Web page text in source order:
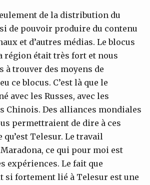
de la distribution du
de pouvoir produire du contenu
et d’autres médias. Le blocus
région était très fort et nous
à trouver des moyens de
ce blocus. C’est là que le
avec les Russes, avec les
Chinois. Des alliances mondiales
permettraient de dire à ces
qu’est Telesur. Le travail
ce qui pour moi est
expériences. Le fait que
si fortement lié à Telesur est une